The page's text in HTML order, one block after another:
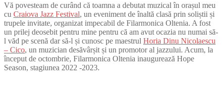
Vă povesteam de curând că toamna a debutat muzical în orașul meu
cu Craiova Jazz Festival, un eveniment de înaltă clasă prin soliștii și
trupele invitate, organizat impecabil de Filarmonica Oltenia. A fost
un prilej deosebit pentru mine pentru că am avut ocazia nu numai să-
l văd pe scenă dar să-l și cunosc pe maestrul Horia Dinu Nicolaescu
– Cico, un muzician desăvârșit și un promotor al jazzului. Acum, la
început de octombrie, Filarmonica Oltenia inaugurează Hope
Season, stagiunea 2022 -2023.